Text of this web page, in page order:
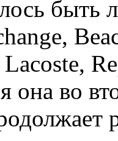
быть
Lacoste,
она во